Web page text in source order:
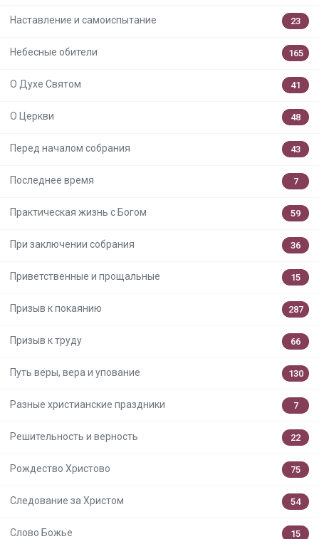
Наставление и самоиспытание 23
Небесные обители 165
О Духе Святом 41
О Церкви 48
Перед началом собрания 43
Последнее время 7
Практическая жизнь с Богом 59
При заключении собрания 36
Приветственные и прощальные 15
Призыв к покаянию 287
Призыв к труду 66
Путь веры, вера и упование 130
Разные христианские праздники 7
Решительность и верность 22
Рождество Христово 75
Следование за Христом 54
Слово Божье 15